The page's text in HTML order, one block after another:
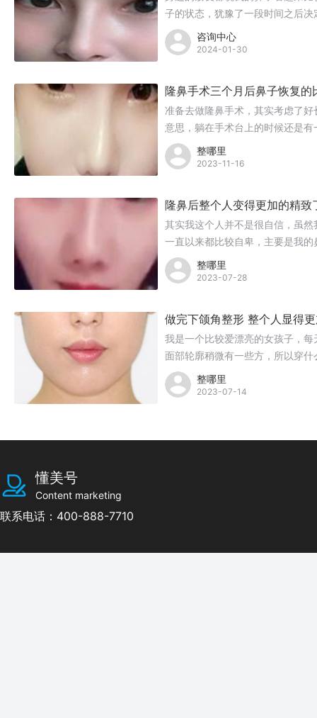
子的状态，犹豫了一段时间之后
术。
咨询中心
2024-01-30
隆鼻手术三个月后鼻子恢复的
准备去做隆鼻手术，其实考虑了
意思，躺在手术台上的时候还是
感觉了，做完之后鼻子包着纱布
整哪里
2023-11-16
隆鼻后整个人变得更加的精致
其实我这个人并不是很自信，虽
一直以来都比较自卑，主要是我
感，下定决心之后我决定去做隆鼻
整哪里
2023-07-28
做完下颌角整形 整个人显得
我是一个比较爱漂亮的女孩子，
面部轮廓稍微有一些方，所以穿
颌角整形手术。
整哪里
2023-07-14
懂美号
Content marketing
联系电话：400-888-7710